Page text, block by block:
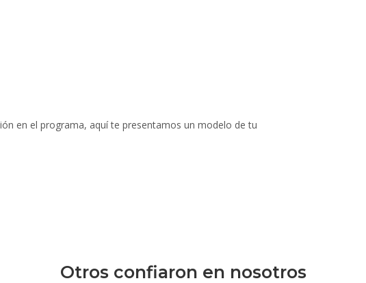
en el programa, aquí te presentamos un modelo de tu
Otros confiaron en nosotros